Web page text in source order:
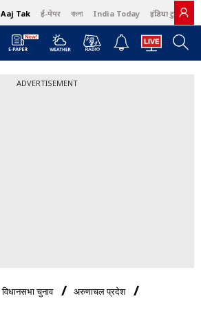
Aaj Tak ई-पेपर বাংলা India Today इंडिया टुडे हिंदी
ADVERTISEMENT
विधानसभा चुनाव अरुणाचल प्रदेश